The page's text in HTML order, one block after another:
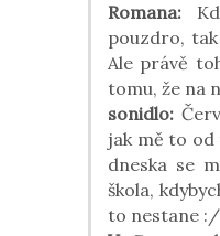
Romana:
pouzdro,
Ale právě
tomu, že na
sonidlo:
jak mě to od
dneska se
škola,
to nestane :/